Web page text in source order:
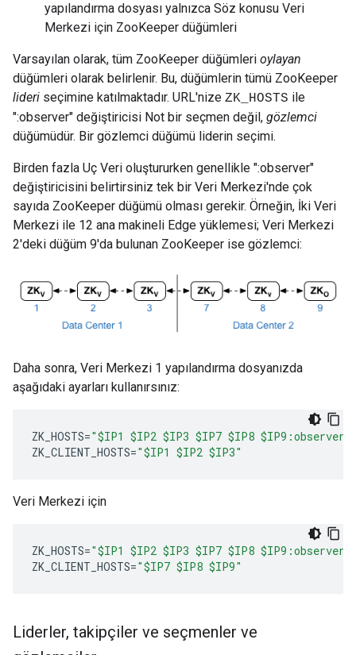
yapılandırma dosyası yalnızca Söz konusu Veri
Merkezi için ZooKeeper düğümleri
Varsayılan olarak, tüm ZooKeeper düğümleri oylayan
düğümleri olarak belirlenir. Bu, düğümlerin tümü ZooKeeper
lideri seçimine katılmaktadır. URL'nize ZK_HOSTS ile
":observer" değiştiricisi Not bir seçmen değil, gözlemci
düğümüdür. Bir gözlemci düğümü liderin seçimi.
Birden fazla Uç Veri oluştururken genellikle ":observer"
değiştiricisini belirtirsiniz tek bir Veri Merkezi'nde çok
sayıda ZooKeeper düğümü olması gerekir. Örneğin, İki Veri
Merkezi ile 12 ana makineli Edge yüklemesi; Veri Merkezi
2'deki düğüm 9'da bulunan ZooKeeper ise gözlemci:
Daha sonra, Veri Merkezi 1 yapılandırma dosyanızda
aşağıdaki ayarları kullanırsınız:
ZK_HOSTS="$IP1 $IP2 $IP3 $IP7 $IP8 $IP9:observer"
ZK_CLIENT_HOSTS="$IP1 $IP2 $IP3"
Veri Merkezi için
ZK_HOSTS="$IP1 $IP2 $IP3 $IP7 $IP8 $IP9:observer"
ZK_CLIENT_HOSTS="$IP7 $IP8 $IP9"
Liderler, takipçiler ve seçmenler ve